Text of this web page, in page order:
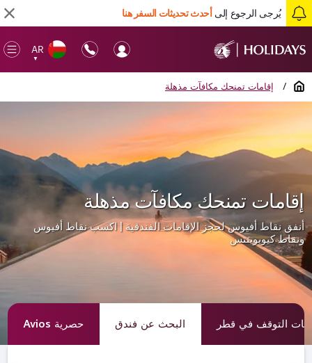
يُرجى الرجوع إلىأحدث تحديثات السفر هنا
AR
▼
الصفحة الرئيسية / إقامات تمنحك مكافآت مذهلة
إقامات تمنحك مكافآت مذهلة
أنفق نقاط أفيوس لحجز الإقامات الفندقية | اكسب نقاط أفيوس
ونقاط كيوبوينتس
التوقف في قطر البحث عن فندق حصرية Avios